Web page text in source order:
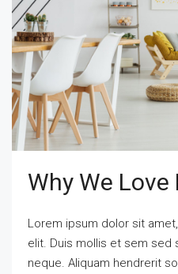
Why We
Lorem ipsum dolor sit
elit. Duis mollis et sem sed
neque. Aliquam hendrerit